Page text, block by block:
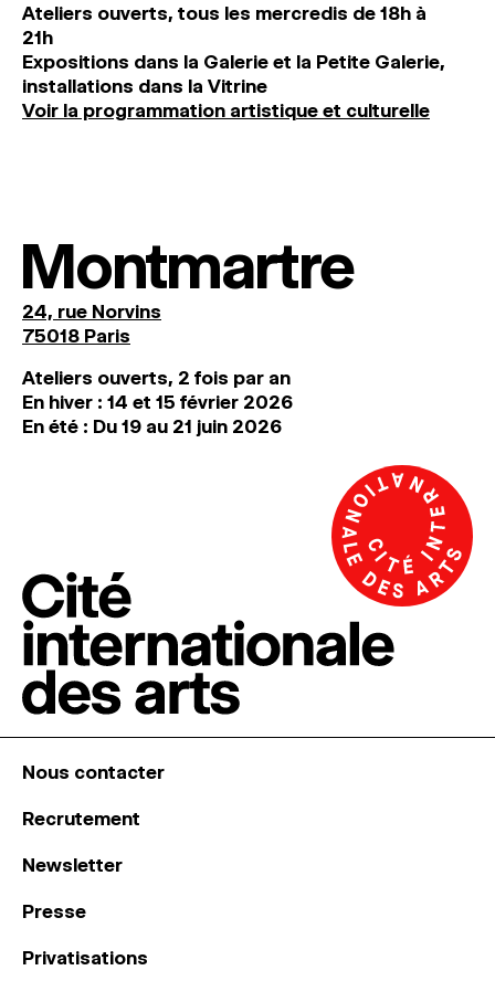
Ateliers ouverts, tous les mercredis de 18h à
21h
Expositions dans la Galerie et la Petite Galerie,
installations dans la Vitrine
Voir la programmation artistique et culturelle
Montmartre
24, rue Norvins
75018 Paris
Ateliers ouverts, 2 fois par an
En hiver : 14 et 15 février 2026
En été : Du 19 au 21 juin 2026
Nous contacter
Recrutement
Newsletter
Presse
Privatisations